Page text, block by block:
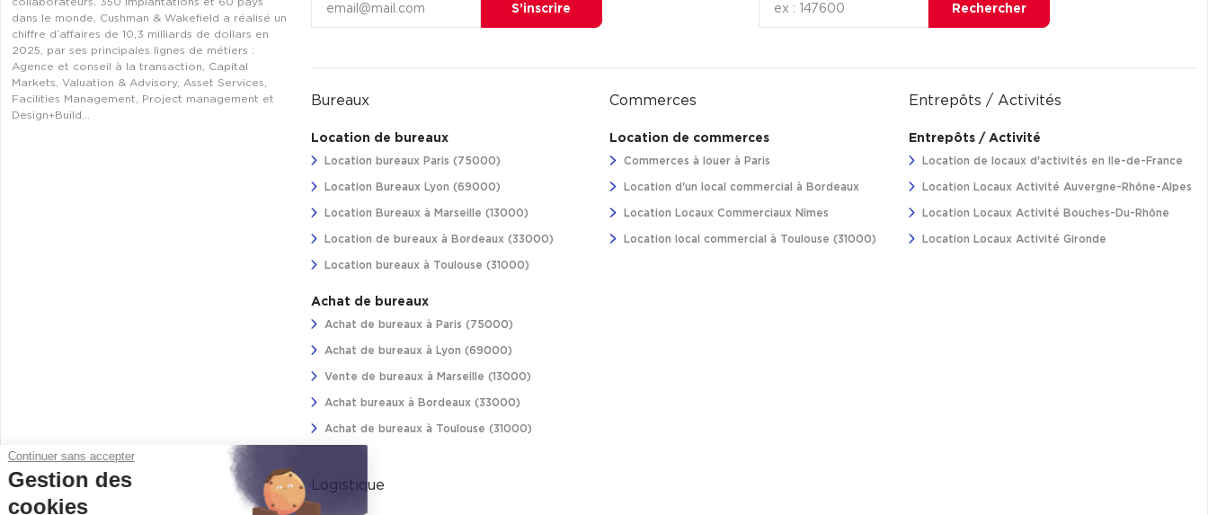
dans le monde, Cushman & Wakefield a réalisé un
chiffre d’affaires de 10,3 milliards de dollars en
2025, par ses principales lignes de métiers :
Agence et conseil à la transaction, Capital
Markets, Valuation & Advisory, Asset Services,
Facilities Management, Project management et
Design+Build…
S’inscrire Rechercher
Bureaux
Location de bureaux
Location bureaux Paris (75000)
Location Bureaux Lyon (69000)
Location Bureaux à Marseille (13000)
Location de bureaux à Bordeaux (33000)
Location bureaux à Toulouse (31000)
Achat de bureaux
Achat de bureaux à Paris (75000)
Achat de bureaux à Lyon (69000)
Vente de bureaux à Marseille (13000)
Achat bureaux à Bordeaux (33000)
Achat de bureaux à Toulouse (31000)
Commerces
Location de commerces
Commerces à louer à Paris
Location d'un local commercial à Bordeaux
Location Locaux Commerciaux Nîmes
Location local commercial à Toulouse (31000)
Entrepôts / Activités
Entrepôts / Activité
Location de locaux d'activités en Ile-de-France
Location Locaux Activité Auvergne-Rhône-Alpes
Location Locaux Activité Bouches-Du-Rhône
Location Locaux Activité Gironde
Logistique
Continuer sans accepter
Gestion des
cookies